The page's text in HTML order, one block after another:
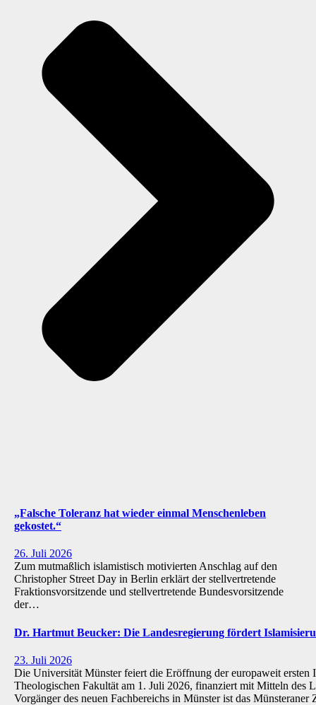
„Falsche Toleranz hat wieder einmal Menschenleben
gekostet.“
26. Juli 2026
Zum mutmaßlich islamistisch motivierten Anschlag auf den
Christopher Street Day in Berlin erklärt der stellvertretende
Fraktionsvorsitzende und stellvertretende Bundesvorsitzende
der…
Dr. Hartmut Beucker: Die Landesregierung fördert
23. Juli 2026
Die Universität Münster feiert die Eröffnung der europaweit ersten
Theologischen Fakultät am 1. Juli 2026, finanziert mit Mitteln des
Vorgänger des neuen Fachbereichs in Münster ist das